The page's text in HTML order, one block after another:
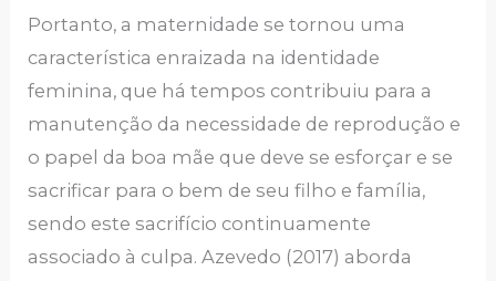
Portanto, a maternidade se tornou uma
característica enraizada na identidade
feminina, que há tempos contribuiu para a
manutenção da necessidade de reprodução e
o papel da boa mãe que deve se esforçar e se
sacrificar para o bem de seu filho e família,
sendo este sacrifício continuamente
associado à culpa. Azevedo (2017) aborda